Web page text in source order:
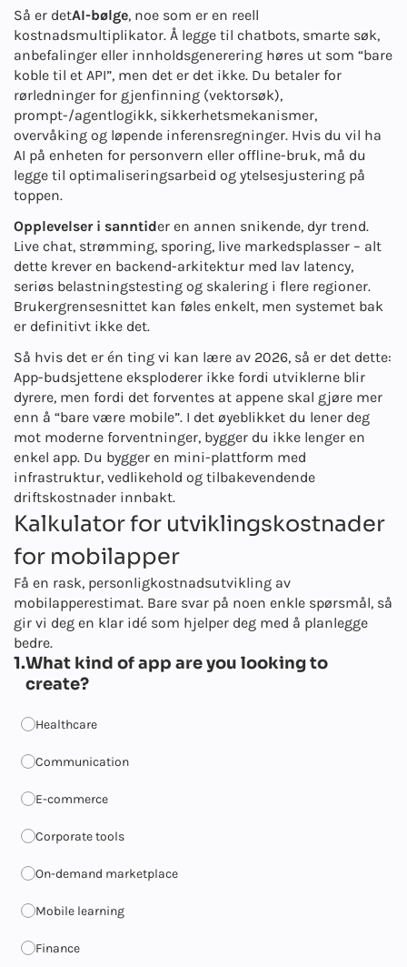
Så er detAI-bølge, noe som er en reell
kostnadsmultiplikator. Å legge til chatbots, smarte søk,
anbefalinger eller innholdsgenerering høres ut som “bare
koble til et API”, men det er det ikke. Du betaler for
rørledninger for gjenfinning (vektorsøk),
prompt-/agentlogikk, sikkerhetsmekanismer,
overvåking og løpende inferensregninger. Hvis du vil ha
AI på enheten for personvern eller offline-bruk, må du
legge til optimaliseringsarbeid og ytelsesjustering på
toppen.
Opplevelser i sanntider en annen snikende, dyr trend.
Live chat, strømming, sporing, live markedsplasser – alt
dette krever en backend-arkitektur med lav latency,
seriøs belastningstesting og skalering i flere regioner.
Brukergrensesnittet kan føles enkelt, men systemet bak
er definitivt ikke det.
Så hvis det er én ting vi kan lære av 2026, så er det dette:
App-budsjettene eksploderer ikke fordi utviklerne blir
dyrere, men fordi det forventes at appene skal gjøre mer
enn å “bare være mobile”. I det øyeblikket du lener deg
mot moderne forventninger, bygger du ikke lenger en
enkel app. Du bygger en mini-plattform med
infrastruktur, vedlikehold og tilbakevendende
driftskostnader innbakt.
Kalkulator for utviklingskostnader
for mobilapper
Få en rask, personligkostnadsutvikling av
mobilapperestimat. Bare svar på noen enkle spørsmål, så
gir vi deg en klar idé som hjelper deg med å planlegge
bedre.
1.What kind of app are you looking to
create?
Healthcare
Communication
E-commerce
Corporate tools
On-demand marketplace
Mobile learning
Finance